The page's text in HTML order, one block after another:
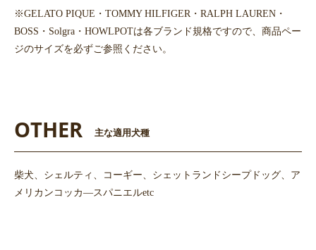
※GELATO PIQUE・TOMMY HILFIGER・RALPH LAUREN・
BOSS・Solgra・HOWLPOTは各ブランド規格ですので、商品ペー
ジのサイズを必ずご参照ください。
OTHER 主な適用犬種
柴犬、シェルティ、コーギー、シェットランドシープドッグ、ア
メリカンコッカ―スパニエルetc